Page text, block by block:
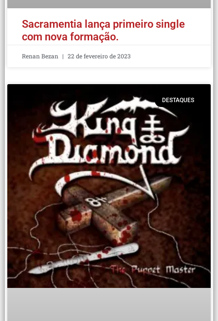
Sacramentia lança primeiro single
com nova formação.
Renan Bezan 22 de fevereiro de 2023
DESTAQUES